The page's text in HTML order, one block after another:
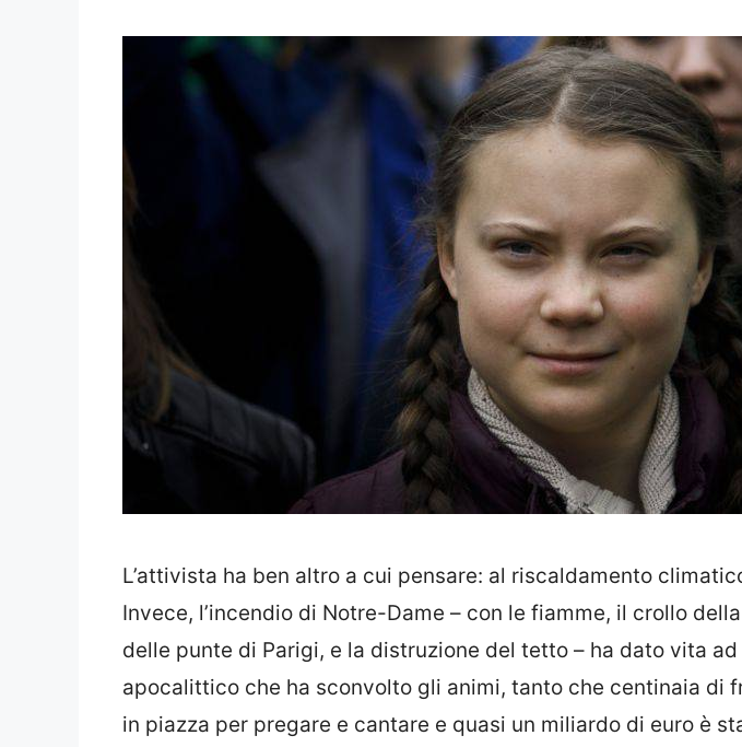
L’attivista ha ben altro a cui pensare: al riscaldamento
Invece, l’incendio di Notre-Dame – con le fiamme, il crollo
delle punte di Parigi, e la distruzione del tetto – ha dato vita
apocalittico che ha sconvolto gli animi, tanto che centinaia di
in piazza per pregare e cantare e quasi un miliardo di euro è